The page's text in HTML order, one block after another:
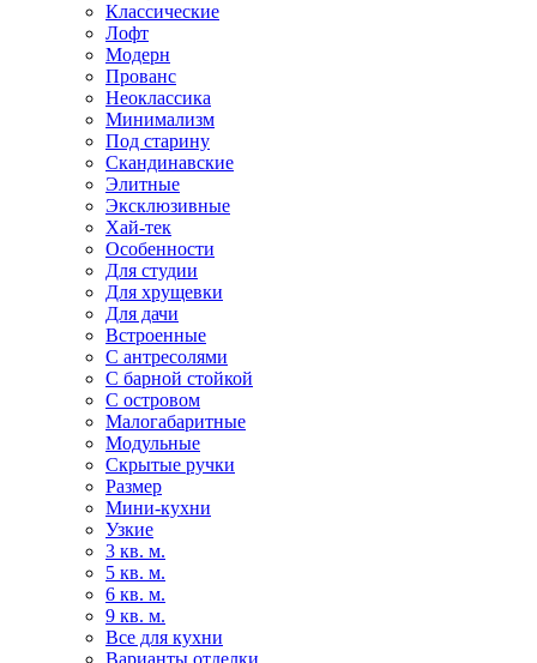
Классические
Лофт
Модерн
Прованс
Неоклассика
Минимализм
Под старину
Скандинавские
Элитные
Эксклюзивные
Хай-тек
Особенности
Для студии
Для хрущевки
Для дачи
Встроенные
С антресолями
С барной стойкой
С островом
Малогабаритные
Модульные
Скрытые ручки
Размер
Мини-кухни
Узкие
3 кв. м.
5 кв. м.
6 кв. м.
9 кв. м.
Все для кухни
Варианты отделки